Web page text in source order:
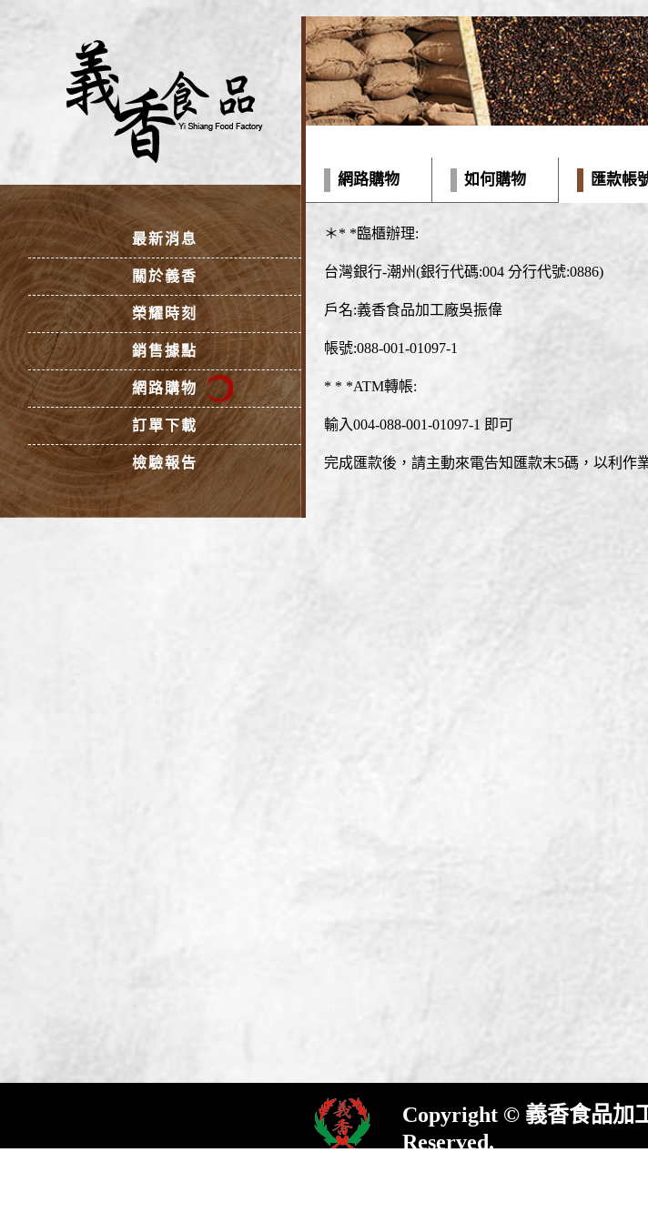
網路購物 如何購物 匯款帳
＊* *臨櫃辦理:
台灣銀行-潮州(銀行代碼:004 分行代號:0886)
戶名:義香食品加工廠吳振偉
帳號:088-001-01097-1
* * *ATM轉帳:
輸入004-088-001-01097-1 即可
完成匯款後，請主動來電告知匯款末5碼，以利作
最新消息
關於義香
榮耀時刻
銷售據點
網路購物
訂單下載
檢驗報告
Copyright © 義香食品加
Reserved.